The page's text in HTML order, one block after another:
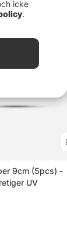
9cm (5pcs) -
UV
icke
.